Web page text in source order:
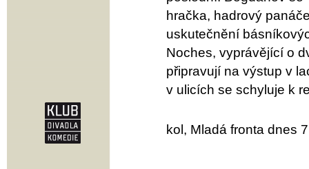
hračka, hadrový
uskutečnění
Noches, vyprávějící o
připravují na výstup v
v ulicích se schyluje k
kol, Mladá fronta dnes